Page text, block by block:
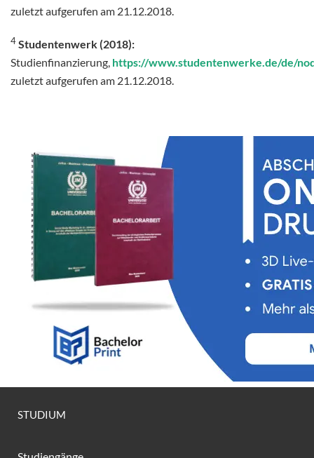
zuletzt aufgerufen am 21.12.2018.
4Studentenwerk (2018):
Studienfinanzierung, https://www.studentenwerke.de/de/
zuletzt aufgerufen am 21.12.2018.
STUDIUM